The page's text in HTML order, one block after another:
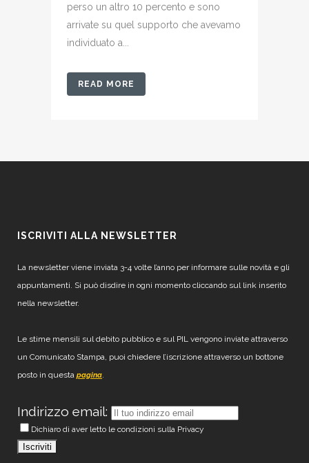
perso un altro 10 percento e sono
arrivate su quel supporto che avevamo
individuato a...
READ MORE
ISCRIVITI ALLA NEWSLETTER
La newsletter viene inviata 3-4 volte l’anno per informare sulle novità e gli
appuntamenti. Si può disdire in ogni momento cliccando sul link inserito
nella newsletter.
Le stime mensili sul debito pubblico e sul PIL vengono inviate attraverso
un Comunicato Stampa, puoi chiedere l’iscrizione attraverso un bottone
posto in questa pagina.
Indirizzo email:
Dichiaro di aver letto le condizioni sulla Privacy